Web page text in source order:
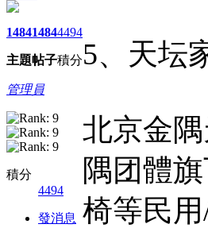
1484
主題
1484
帖子
4494
積分
管理員
積分
4494
發消息
5、天坛
北京金
隅团體
椅等民